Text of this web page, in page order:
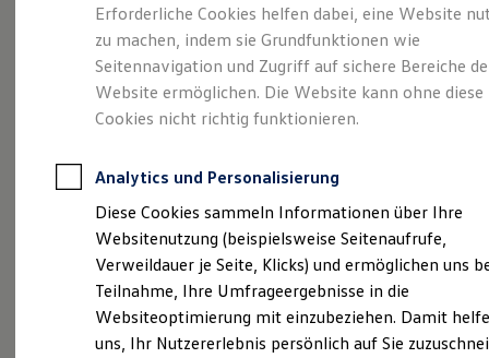
Leasing
Leasing-Angebote
Gebrauchtwagen Leasing
Junge Gebrauchtwagen-Leasing
Elektroauto Leasing
Kleinwagen-Leasing
Leasing ohne Anzahlung
Autokredit mit Schlussrate
Versicherungen und Garantien
Kfz-Versicherung
Restschuldversicherungen
Garantien
Wartungsverträge
Geschäftskunden
Professional Class bei Volkswagen
Großkunden
Behörden
So geht neu.
Entdecken Sie jetzt
den neuen ID.3 Neo!
Erforderliche Cookies helfen dabei, eine Website
zu machen, indem sie Grundfunktionen wie
Seitennavigation und Zugriff auf sichere Bereiche
Website ermöglichen. Die Website kann ohne diese
Cookies nicht richtig funktionieren.
Analytics und Personalisierung
Diese Cookies sammeln Informationen über Ihre
Websitenutzung (beispielsweise Seitenaufrufe,
Verweildauer je Seite, Klicks) und ermöglichen uns
Teilnahme, Ihre Umfrageergebnisse in die
Websiteoptimierung mit einzubeziehen. Damit
uns, Ihr Nutzererlebnis persönlich auf Sie